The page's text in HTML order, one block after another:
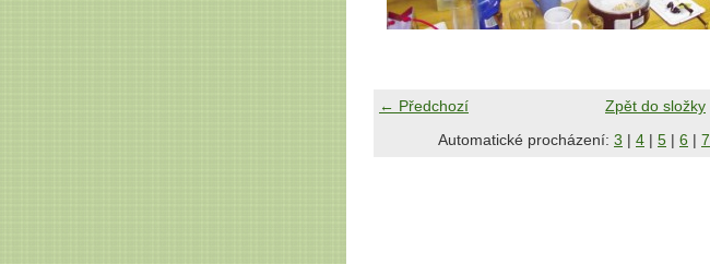
← Předchozí
Zpět do složky
Automatické procházení: 3 | 4 | 5 | 6 | 7